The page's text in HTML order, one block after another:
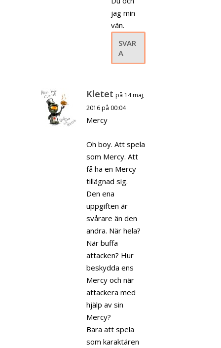
jag min
vän.
SVAR
A
Kletet på 14 maj,
2016 på 00:04
Mercy
Oh boy. Att spela
som Mercy. Att
få ha en Mercy
tillägnad sig.
Den ena
uppgiften är
svårare än den
andra. När hela?
När buffa
attacken? Hur
beskydda ens
Mercy och när
attackera med
hjälp av sin
Mercy?
Bara att spela
som karaktären